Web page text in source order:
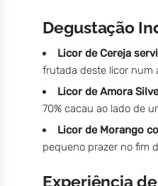
Degustação
Licor de Cereja
frutada deste licor num
Licor de Amora
70% cacau ao lado de
Licor de Morango
pequeno prazer no fim
Experiência